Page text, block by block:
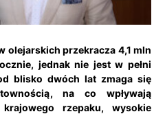
olejarskich przekracza 4,1 mln
jednak nie jest w pełni
blisko dwóch lat zmaga się
na co wpływają
rzepaku, wysokie